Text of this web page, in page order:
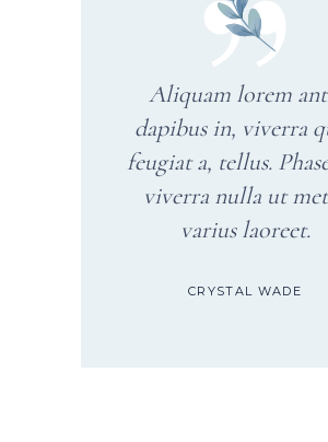
Aliquam lorem
dapibus in, viverra
feugiat a, tellus.
viverra nulla ut
varius laoreet.
CRYSTAL WADE